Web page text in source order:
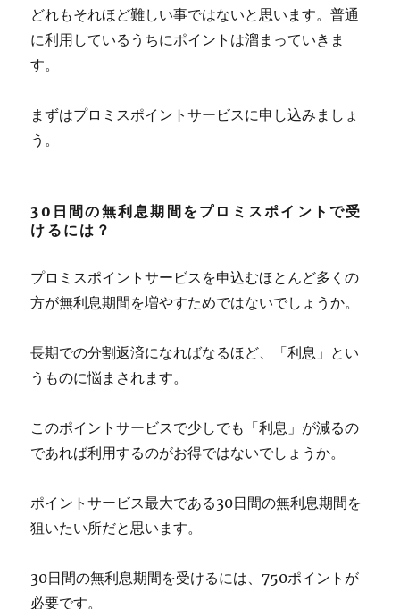
どれもそれほど難しい事ではないと思います。普通
に利用しているうちにポイントは溜まっていきま
す。
まずはプロミスポイントサービスに申し込みましょ
う。
30日間の無利息期間をプロミスポイントで受
けるには？
プロミスポイントサービスを申込むほとんど多くの
方が無利息期間を増やすためではないでしょうか。
長期での分割返済になればなるほど、「利息」とい
うものに悩まされます。
このポイントサービスで少しでも「利息」が減るの
であれば利用するのがお得ではないでしょうか。
ポイントサービス最大である30日間の無利息期間を
狙いたい所だと思います。
30日間の無利息期間を受けるには、750ポイントが
必要です。